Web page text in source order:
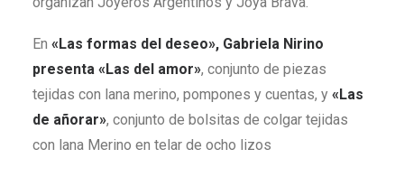
En «Las formas del deseo», Gabriela Nirino
presenta «Las del amor», conjunto de piezas
tejidas con lana merino, pompones y cuentas, y «Las
de añorar», conjunto de bolsitas de colgar tejidas
con lana Merino en telar de ocho lizos